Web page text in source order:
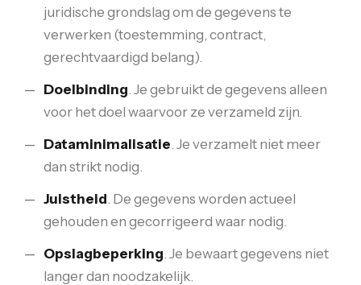
juridische grondslag om de gegevens te
verwerken (toestemming, contract,
gerechtvaardigd belang).
Doelbinding. Je gebruikt de gegevens alleen
voor het doel waarvoor ze verzameld zijn.
Dataminimalisatie. Je verzamelt niet meer
dan strikt nodig.
Juistheid. De gegevens worden actueel
gehouden en gecorrigeerd waar nodig.
Opslagbeperking. Je bewaart gegevens niet
langer dan noodzakelijk.